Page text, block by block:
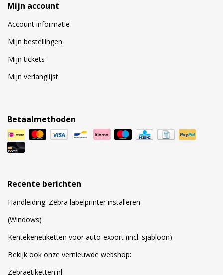
Mijn account
Account informatie
Mijn bestellingen
Mijn tickets
Mijn verlanglijst
Betaalmethoden
Recente berichten
Handleiding: Zebra labelprinter installeren
(Windows)
Kentekenetiketten voor auto-export (incl. sjabloon)
Bekijk ook onze vernieuwde webshop:
Zebraetiketten.nl